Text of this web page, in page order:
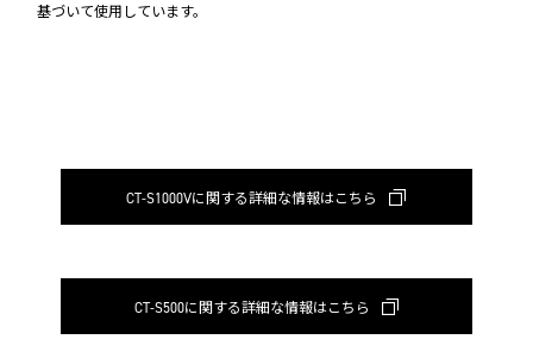
基づいて使用しています。
CT-S1000Vに関する詳細な情報はこちら
CT-S500に関する詳細な情報はこちら